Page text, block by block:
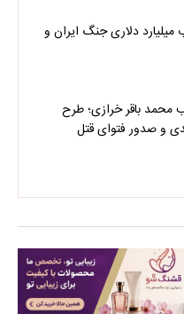
دلاری جنگ ایران و
محمد باقر خرازی؛ طرح
و صدور فتوای قتل